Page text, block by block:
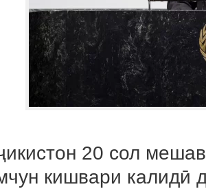
20 сол
кишвари калидӣ